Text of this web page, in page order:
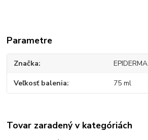
Parametre
Značka EPIDERMA
Veľkosť balenia 75 ml
Tovar zaradený v kategóriách